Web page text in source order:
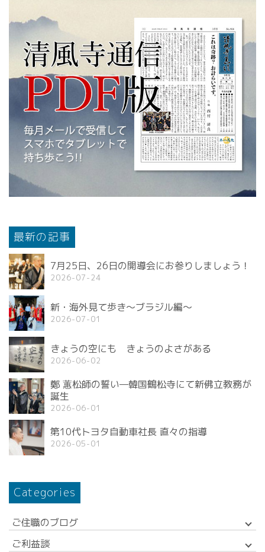
最新の記事
7月25日、26日の開導会にお参りしましょう！
2026-07-24
新・海外見て歩き〜ブラジル編〜
2026-07-01
きょうの空にも きょうのよさがある
2026-06-02
鄭 蕙松師の誓い—韓国鶴松寺にて新佛立教務が
誕生
2026-06-01
第10代トヨタ自動車社長 直々の指導
2026-05-01
Categories
ご住職のブログ
ご利益談